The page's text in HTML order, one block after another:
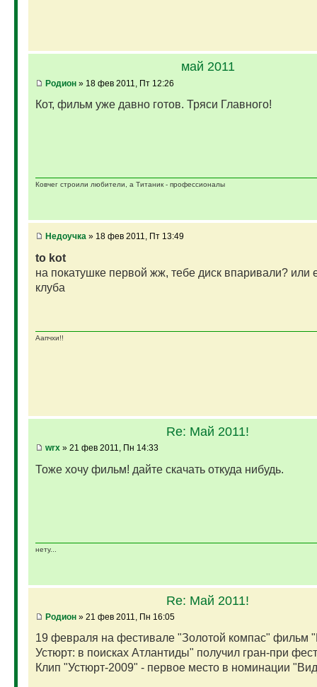
май 2011
Родион» 18 фев 2011, Пт 12:26
Кот, фильм уже давно готов. Тряси Главного!
Ковчег строили любители, а Титаник - профессионалы
Недоучка» 18 фев 2011, Пт 13:49
to kot
на покатушке первой жж, тебе диск впаривали? или
клуба
Аапчхи!!
Re: Май 2011!
wrx» 21 фев 2011, Пн 14:33
Тоже хочу фильм! дайте скачать откуда нибудь.
нету...
Re: Май 2011!
Родион» 21 фев 2011, Пн 16:05
19 февраля на фестивале "Золотой компас" фильм
Устюрт: в поисках Атлантиды" получил гран-при
Клип "Устюрт-2009" - первое место в номинации